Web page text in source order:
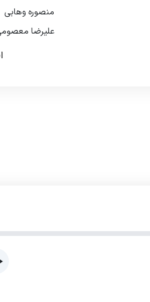
منصوره وهابی
علیرضا